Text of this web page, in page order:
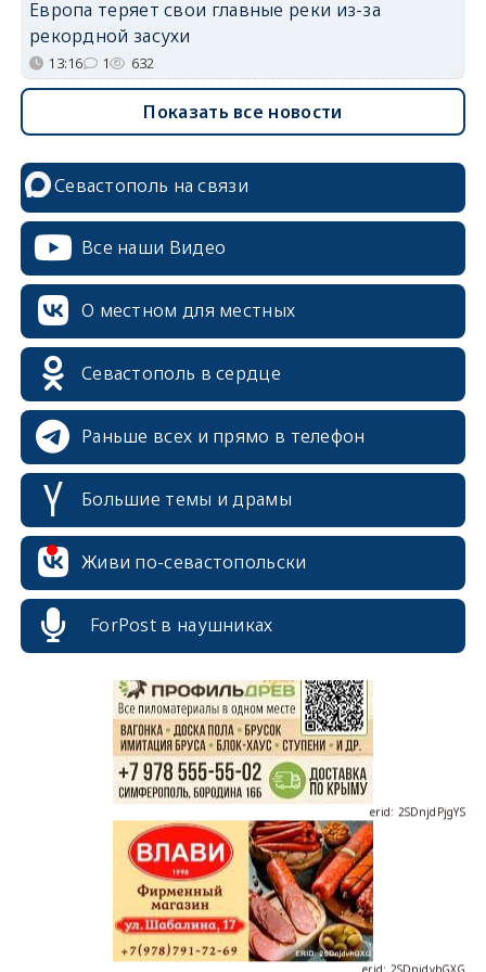
Европа теряет свои главные реки из-за
рекордной засухи
13:16 1 632
Показать все новости
Севастополь на связи
Все наши Видео
О местном для местных
Севастополь в сердце
Раньше всех и прямо в телефон
Большие темы и драмы
Живи по-севастопольски
ForPost в наушниках
erid: 2SDnjdPjgYS
erid: 2SDnjdvhGXG